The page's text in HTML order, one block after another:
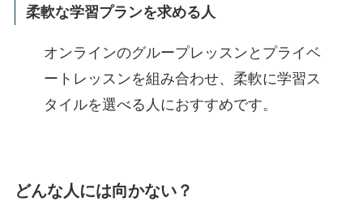
柔軟な学習プランを求める人
オンラインのグループレッスンとプライベ
ートレッスンを組み合わせ、柔軟に学習ス
タイルを選べる人におすすめです。
どんな人には向かない？